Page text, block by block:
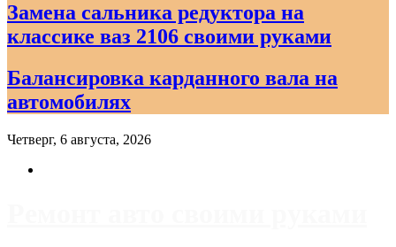
Замена сальника редуктора на
классике ваз 2106 своими руками
Балансировка карданного вала на
автомобилях
Четверг, 6 августа, 2026